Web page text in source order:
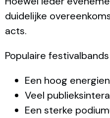
duidelijke
acts.
Populaire
Een hoog
Veel
Een sterke